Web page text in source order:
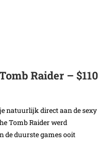
Raider – $110
natuurlijk direct aan de sexy
Tomb Raider werd
de duurste games ooit